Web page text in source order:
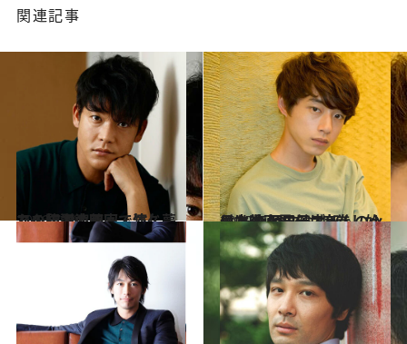
関連記事
2016.7.29
あの伝説の画家・竹久夢二を初主演映画で演じた、駿河太郎
カルチャー 2015.9.18
日本映画界をも席巻し始めた 塩顔男子ブームの火付け役 坂口健太郎
カルチャー